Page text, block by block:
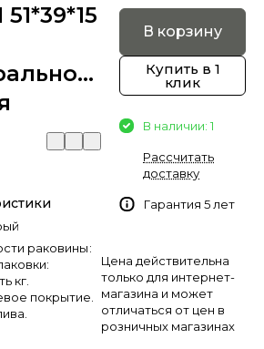
51*39*15
раковины:
кг.
покрытие.
В корзину
Купить в 1
клик
В наличии: 1
Рассчитать
доставку
Гарантия 5 лет
Цена действительна
только для интернет-
магазина и может
отличаться от цен в
розничных магазинах